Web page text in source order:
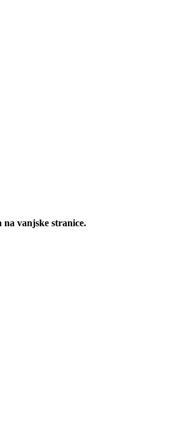
na vanjske stranice.